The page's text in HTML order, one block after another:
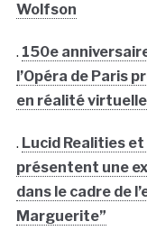
Wolfson
. 150e
l’Opéra de Paris
en réalité virtuelle
. Lucid Realities
présentent une
dans le cadre de
Marguerite”